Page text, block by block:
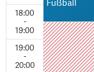
18:00
-
19:00
19:00
-
20:00
Fußball